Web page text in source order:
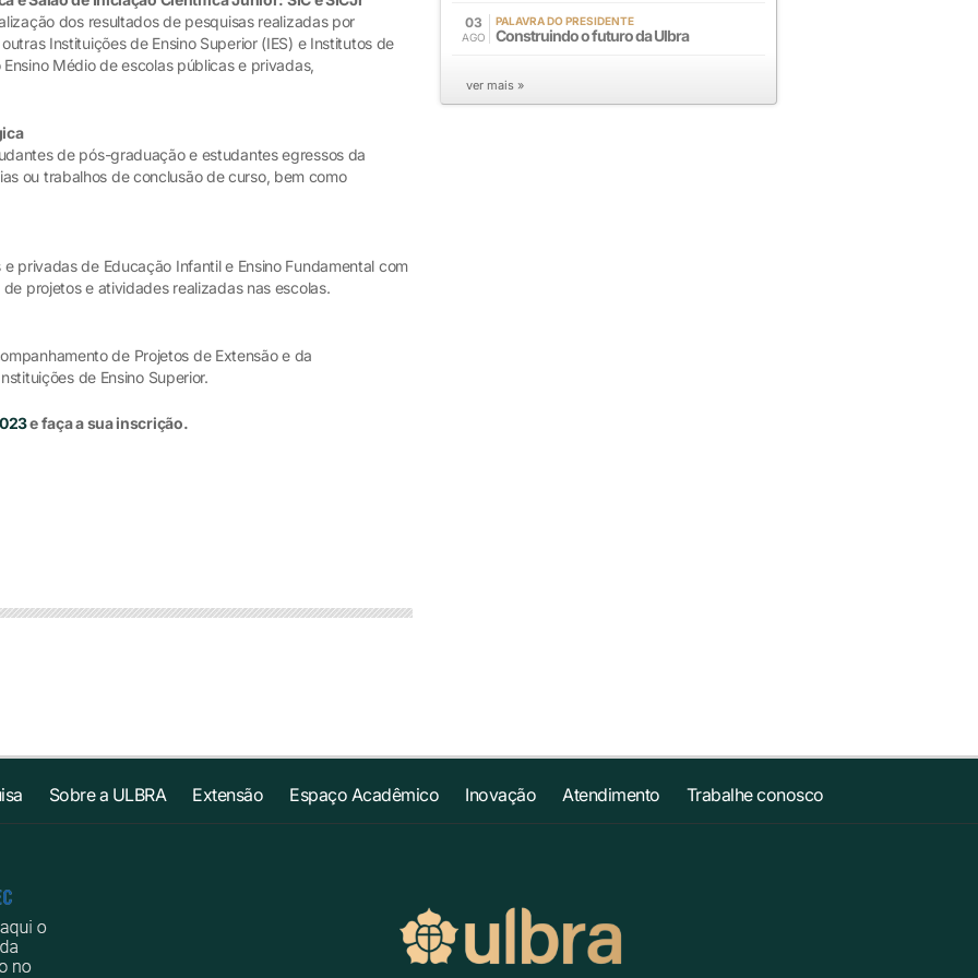
dos resultados de pesquisas realizadas por
Instituições de Ensino Superior (IES) e Institutos de
Médio de escolas públicas e privadas,
de pós-graduação e estudantes egressos da
ou trabalhos de conclusão de curso, bem como
privadas de Educação Infantil e Ensino Fundamental com
projetos e atividades realizadas nas escolas.
de Projetos de Extensão e da
de Ensino Superior.
e faça a sua inscrição.
03
AGO
PALAVRA DO PRESIDENTE
Construindo o futuro da Ulbra
ver mais »
Sobre a ULBRA Extensão Espaço Acadêmico Inovação Atendimento Trabalhe conosco